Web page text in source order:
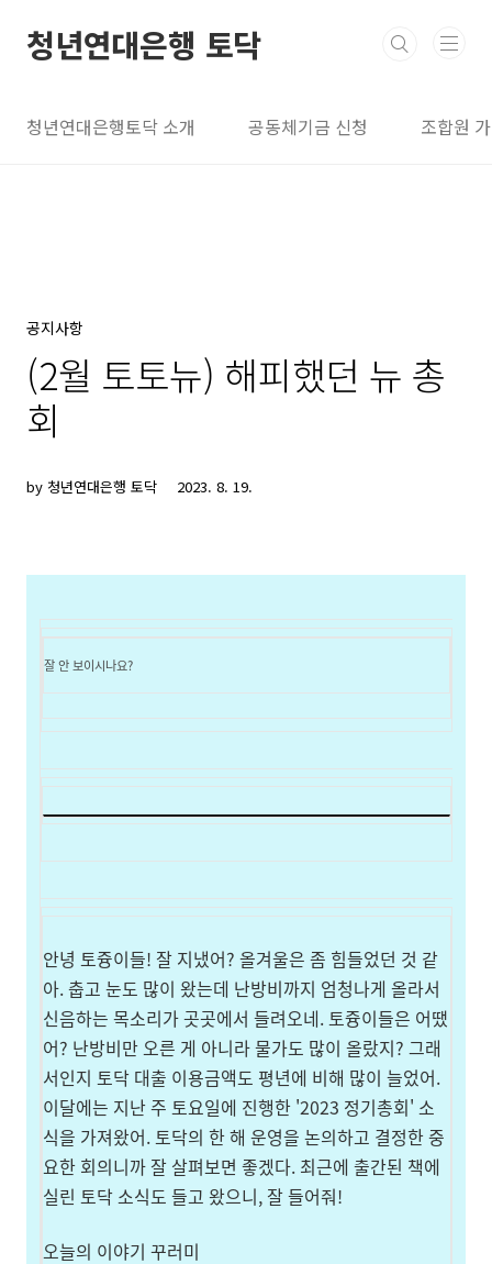
청년연대은행 토닥
청년연대은행토닥 소개 공동체기금 신청 조합원
공지사항
(2월 토토뉴) 해피했던 뉴 총
회
by 청년연대은행 토닥 2023. 8. 19.
잘 안 보이시나요?
안녕 토즁이들! 잘 지냈어? 올겨울은 좀 힘들었던 것 같
아. 춥고 눈도 많이 왔는데 난방비까지 엄청나게 올라서
신음하는 목소리가 곳곳에서 들려오네. 토즁이들은 어땠
어? 난방비만 오른 게 아니라 물가도 많이 올랐지? 그래
서인지 토닥 대출 이용금액도 평년에 비해 많이 늘었어.
이달에는 지난 주 토요일에 진행한 '2023 정기총회' 소
식을 가져왔어. 토닥의 한 해 운영을 논의하고 결정한 중
요한 회의니까 잘 살펴보면 좋겠다. 최근에 출간된 책에
실린 토닥 소식도 들고 왔으니, 잘 들어줘!
오늘의 이야기 꾸러미